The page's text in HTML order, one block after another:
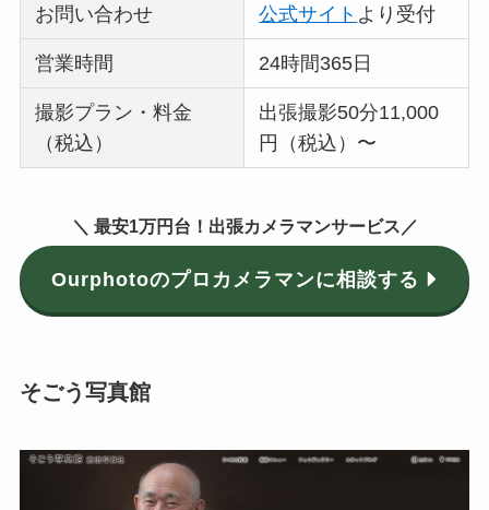
お問い合わせ 公式サイト より受付
営業時間 24時間365日
撮影プラン・料金
（税込）
出張撮影50分11,000
円（税込）〜
＼ 最安1万円 台！出張カメラマンサービス／
Ourphotoのプロカメラマンに相談する
そごう写真館